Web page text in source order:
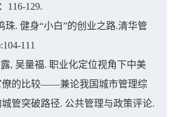
116-129.
珠. 健身“小白”的创业之路.清华管
111
, 吴量福. 职业化定位视角下中美
僚的比较——兼论我国城市管理综
管突破路径. 公共管理与政策评论.